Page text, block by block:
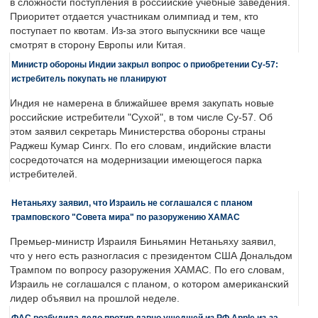
в сложности поступления в российские учебные заведения.
Приоритет отдается участникам олимпиад и тем, кто
поступает по квотам. Из-за этого выпускники все чаще
смотрят в сторону Европы или Китая.
Министр обороны Индии закрыл вопрос о приобретении Су-57:
истребитель покупать не планируют
Индия не намерена в ближайшее время закупать новые
российские истребители "Сухой", в том числе Су-57. Об
этом заявил секретарь Министерства обороны страны
Раджеш Кумар Сингх. По его словам, индийские власти
сосредоточатся на модернизации имеющегося парка
истребителей.
Нетаньяху заявил, что Израиль не соглашался с планом
трамповского "Совета мира" по разоружению ХАМАС
Премьер-министр Израиля Биньямин Нетаньяху заявил,
что у него есть разногласия с президентом США Дональдом
Трампом по вопросу разоружения ХАМАС. По его словам,
Израиль не соглашался с планом, о котором американский
лидер объявил на прошлой неделе.